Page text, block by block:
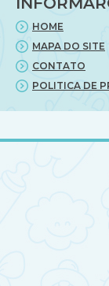
HOME
MAPA DO SITE
CONTATO
POLITICA DE